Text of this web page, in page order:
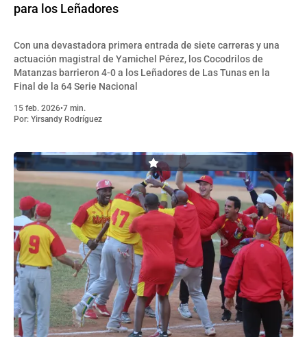
para los Leñadores
Con una devastadora primera entrada de siete carreras y una
actuación magistral de Yamichel Pérez, los Cocodrilos de
Matanzas barrieron 4-0 a los Leñadores de Las Tunas en la
Final de la 64 Serie Nacional
15 feb. 2026•7 min.
Por: Yirsandy Rodríguez